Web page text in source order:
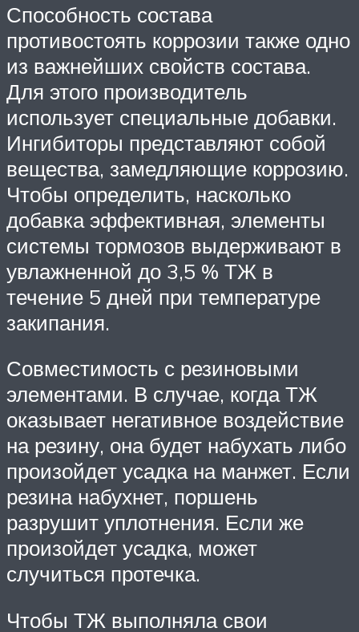
Способность состава
противостоять коррозии также одно
из важнейших свойств состава.
Для этого производитель
использует специальные добавки.
Ингибиторы представляют собой
вещества, замедляющие коррозию.
Чтобы определить, насколько
добавка эффективная, элементы
системы тормозов выдерживают в
увлажненной до 3,5 % ТЖ в
течение 5 дней при температуре
закипания.
Совместимость с резиновыми
элементами. В случае, когда ТЖ
оказывает негативное воздействие
на резину, она будет набухать либо
произойдет усадка на манжет. Если
резина набухнет, поршень
разрушит уплотнения. Если же
произойдет усадка, может
случиться протечка.
Чтобы ТЖ выполняла свои